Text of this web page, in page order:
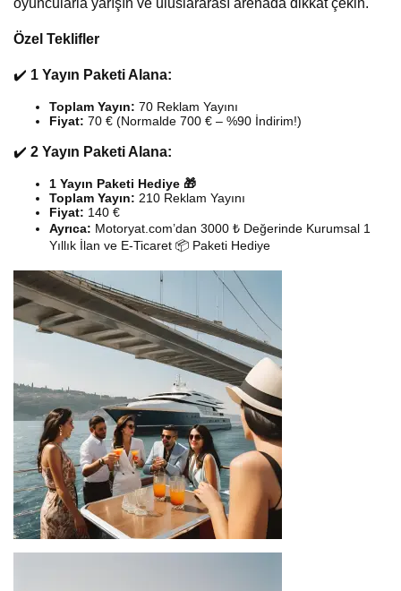
oyuncularla yarışın ve uluslararası arenada dikkat çekin.
Özel Teklifler
✔️ 1 Yayın Paketi Alana:
Toplam Yayın: 70 Reklam Yayını
Fiyat: 70 € (Normalde 700 € – %90 İndirim!)
✔️ 2 Yayın Paketi Alana:
1 Yayın Paketi Hediye 🎁
Toplam Yayın: 210 Reklam Yayını
Fiyat: 140 €
Ayrıca: Motoryat.com’dan 3000 ₺ Değerinde Kurumsal 1
Yıllık İlan ve E-Ticaret 📦 Paketi Hediye